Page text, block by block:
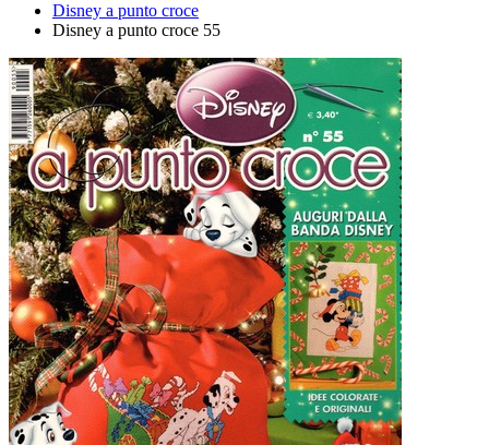
Disney a punto croce
Disney a punto croce 55